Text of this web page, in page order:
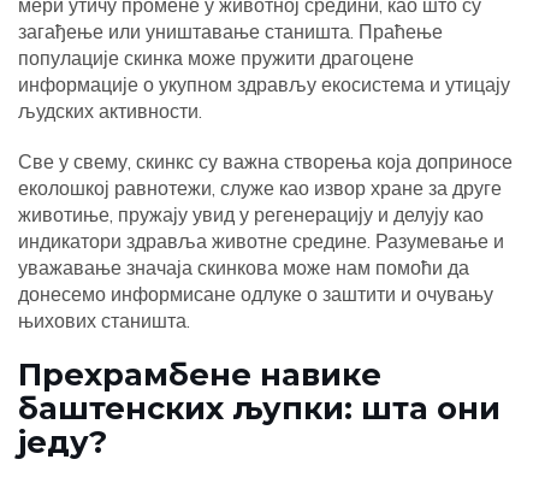
мери утичу промене у животној средини, као што су
загађење или уништавање станишта. Праћење
популације скинка може пружити драгоцене
информације о укупном здрављу екосистема и утицају
људских активности.
Све у свему, скинкс су важна створења која доприносе
еколошкој равнотежи, служе као извор хране за друге
животиње, пружају увид у регенерацију и делују као
индикатори здравља животне средине. Разумевање и
уважавање значаја скинкова може нам помоћи да
донесемо информисане одлуке о заштити и очувању
њихових станишта.
Прехрамбене навике
баштенских љупки: шта они
једу?